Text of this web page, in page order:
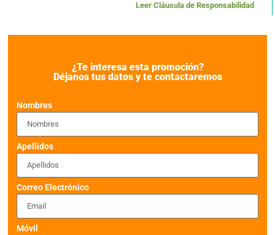
Leer Cláusula de Responsabilidad
¿Te interesa esta promoción?
Déjanos tus datos y te contactaremos
Nombres
Apellidos
Correo Electrónico
Móvil